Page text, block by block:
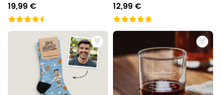
19,99 € 12,99 €